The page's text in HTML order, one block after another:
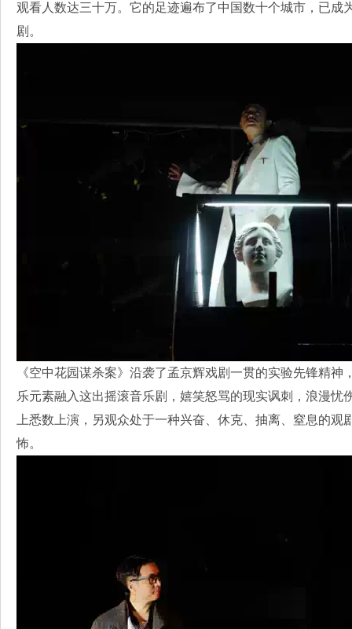
观看人数达三十万。它的足迹遍布了中国数十个城市，已成
剧。
《空中花园谋杀案》沿袭了孟京辉戏剧一贯的实验先锋精
乐元素融入这出摇滚音乐剧，嬉笑怒骂的现实讽刺，浪漫忧
上悉数上演，另观众处于一种兴奋、休克、抽离、窒息的观
怖。